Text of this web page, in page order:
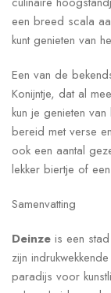
een breed scala
kunt genieten van
Een van de
Konijntje, dat al
kun je genieten
bereid met verse
ook een aantal
lekker biertje of
Samenvatting
Deinze is een
zijn
paradijs voor